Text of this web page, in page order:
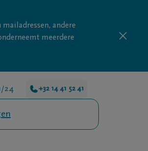
andere
meerdere
24 +32 14 41 52 41